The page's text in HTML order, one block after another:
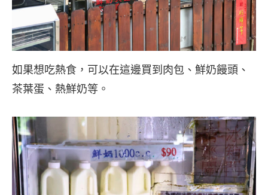
如果想吃熱食，可以在這邊買到肉包、鮮奶饅頭、
茶葉蛋、熱鮮奶等。